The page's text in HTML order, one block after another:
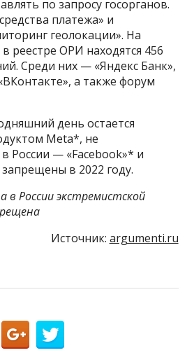
по запросу госорганов.
платежа» и
геолокации». На
реестре ОРИ находятся 456
Среди них — «Яндекс Банк»,
а также форум
день остается
Meta*, не
России — «Facebook»* и
в 2022 году.
в России экстремистской
Источник: argumenti.ru